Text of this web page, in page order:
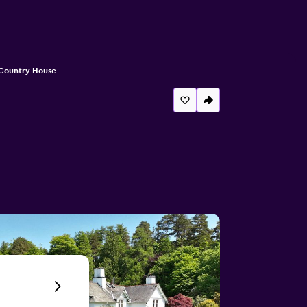
House